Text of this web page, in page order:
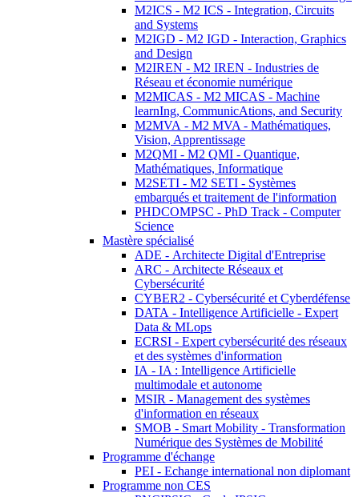
M2ICS - M2 ICS - Integration, Circuits
and Systems
M2IGD - M2 IGD - Interaction, Graphics
and Design
M2IREN - M2 IREN - Industries de
Réseau et économie numérique
M2MICAS - M2 MICAS - Machine
learnIng, CommunicAtions, and Security
M2MVA - M2 MVA - Mathématiques,
Vision, Apprentissage
M2QMI - M2 QMI - Quantique,
Mathématiques, Informatique
M2SETI - M2 SETI - Systèmes
embarqués et traitement de l'information
PHDCOMPSC - PhD Track - Computer
Science
Mastère spécialisé
ADE - Architecte Digital d'Entreprise
ARC - Architecte Réseaux et
Cybersécurité
CYBER2 - Cybersécurité et Cyberdéfense
DATA - Intelligence Artificielle - Expert
Data & MLops
ECRSI - Expert cybersécurité des réseaux
et des systèmes d'information
IA - IA : Intelligence Artificielle
multimodale et autonome
MSIR - Management des systèmes
d'information en réseaux
SMOB - Smart Mobility - Transformation
Numérique des Systèmes de Mobilité
Programme d'échange
PEI - Echange international non diplomant
Programme non CES